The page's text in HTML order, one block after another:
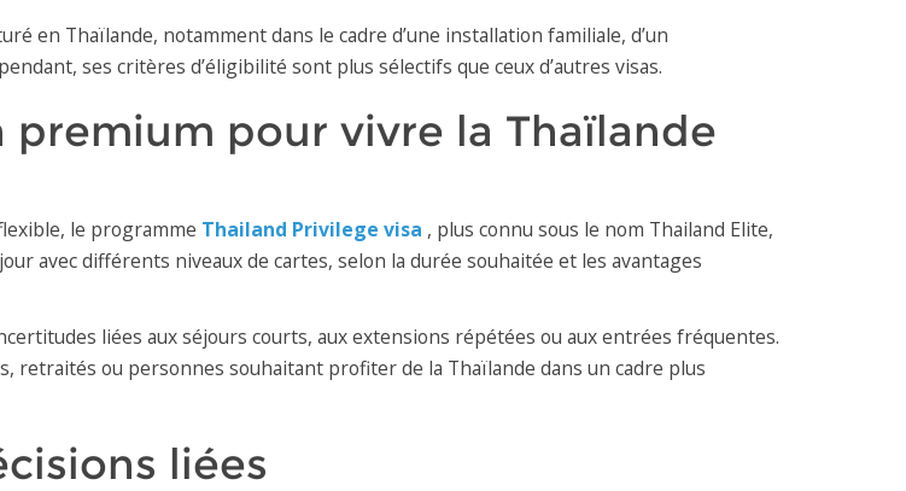
en Thaïlande, notamment dans le cadre d’une installation familiale, d’un
ses critères d’éligibilité sont plus sélectifs que ceux d’autres visas.
pour vivre la Thaïlande
le programme Thailand Privilege visa , plus connu sous le nom Thailand Elite,
avec différents niveaux de cartes, selon la durée souhaitée et les avantages
liées aux séjours courts, aux extensions répétées ou aux entrées fréquentes.
retraités ou personnes souhaitant profiter de la Thaïlande dans un cadre plus
liées